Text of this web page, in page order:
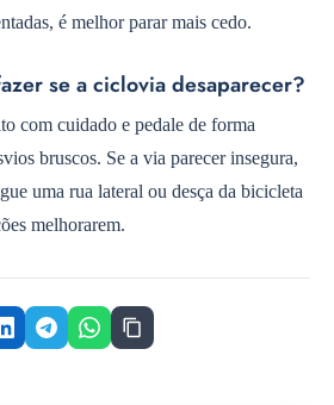
é melhor parar mais cedo.
se a ciclovia desaparecer?
com cuidado e pedale de forma
bruscos. Se a via parecer insegura,
uma rua lateral ou desça da bicicleta
melhorarem.